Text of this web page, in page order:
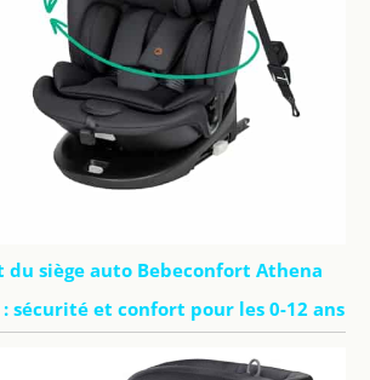
du siège auto Bebeconfort Athena
: sécurité et confort pour les 0-12 ans